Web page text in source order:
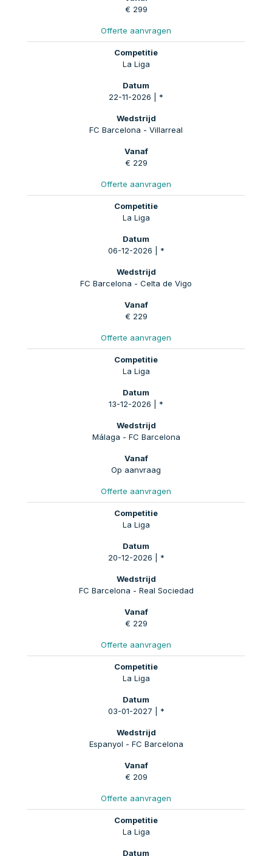
€ 299
Offerte aanvragen
La Liga
22-11-2026 | *
FC Barcelona - Villarreal
€ 229
Offerte aanvragen
La Liga
06-12-2026 | *
FC Barcelona - Celta de Vigo
€ 229
Offerte aanvragen
La Liga
13-12-2026 | *
Málaga - FC Barcelona
Op aanvraag
Offerte aanvragen
La Liga
20-12-2026 | *
FC Barcelona - Real Sociedad
€ 229
Offerte aanvragen
La Liga
03-01-2027 | *
Espanyol - FC Barcelona
€ 209
Offerte aanvragen
La Liga